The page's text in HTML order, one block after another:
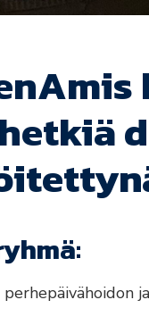
perhepäivähoidon